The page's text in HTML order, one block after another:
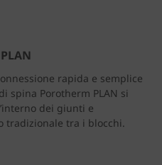
rapida e semplice
spina Porotherm PLAN si
dei giunti e
tradizionale tra i blocchi.